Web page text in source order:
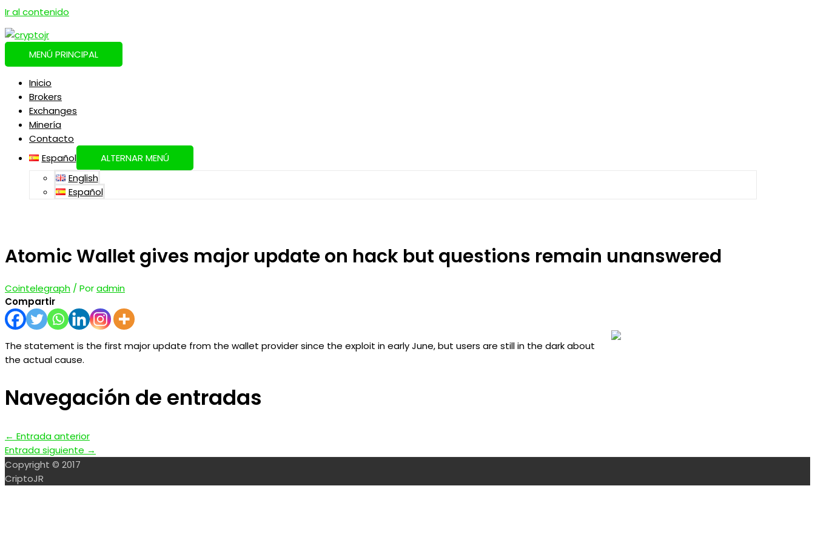
Ir al contenido
MENÚ PRINCIPAL
Inicio
Brokers
Exchanges
Minería
Contacto
Español
ALTERNAR MENÚ
English
Español
Atomic Wallet gives major update on hack but questions remain unanswered
Cointelegraph / Poradmin
Compartir
The statement is the first major update from the wallet provider since the exploit in early June, but users are still in the dark about
the actual cause.
Navegación de entradas
← Entrada anterior
Entrada siguiente →
Copyright © 2017
CriptoJR